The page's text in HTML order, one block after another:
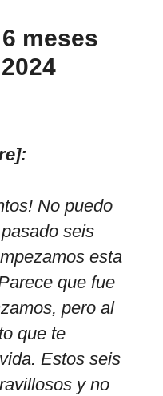
meses
No puedo
seis
esta
que fue
pero al
que te
Estos seis
y no